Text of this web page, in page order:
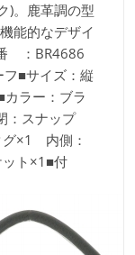
)。鹿革調の型
能的なデザイ
：BR4686
■サイズ：縦
ラー：ブラ
：スナップ
×1 内側：
ト×1■付